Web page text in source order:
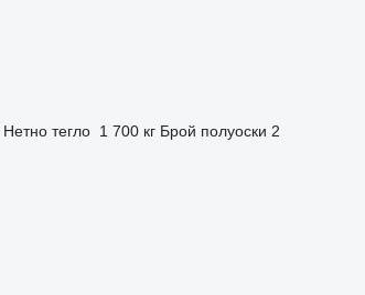
Нетно тегло 1 700 кг Брой полуоски 2